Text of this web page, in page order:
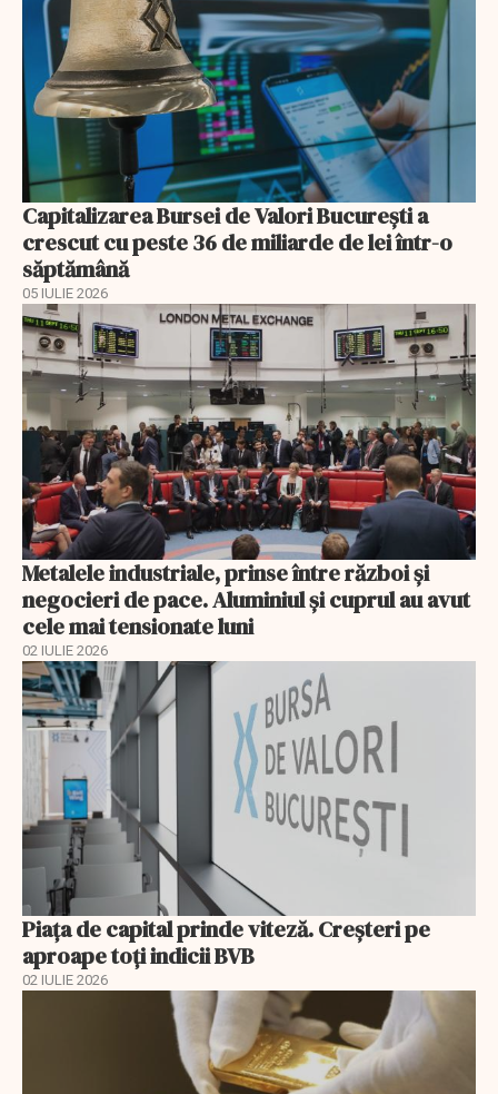
Capitalizarea Bursei de Valori Bucureşti a
crescut cu peste 36 de miliarde de lei într-o
săptămână
05 IULIE 2026
Metalele industriale, prinse între război și
negocieri de pace. Aluminiul și cuprul au avut
cele mai tensionate luni
02 IULIE 2026
Piața de capital prinde viteză. Creșteri pe
aproape toți indicii BVB
02 IULIE 2026